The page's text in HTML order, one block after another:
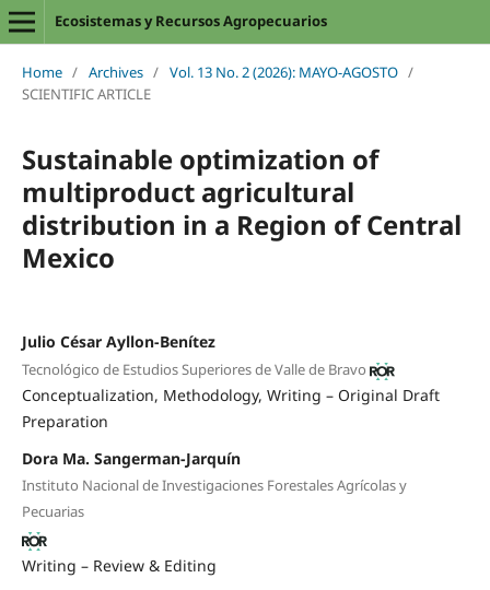
Ecosistemas y Recursos Agropecuarios
Home / Archives / Vol. 13 No. 2 (2026): MAYO-AGOSTO /
SCIENTIFIC ARTICLE
Sustainable optimization of
multiproduct agricultural
distribution in a Region of Central
Mexico
Julio César Ayllon-Benítez
Tecnológico de Estudios Superiores de Valle de Bravo
Conceptualization Methodology Writing – Original Draft
Preparation
Dora Ma. Sangerman-Jarquín
Instituto Nacional de Investigaciones Forestales Agrícolas y
Pecuarias
Writing – Review & Editing